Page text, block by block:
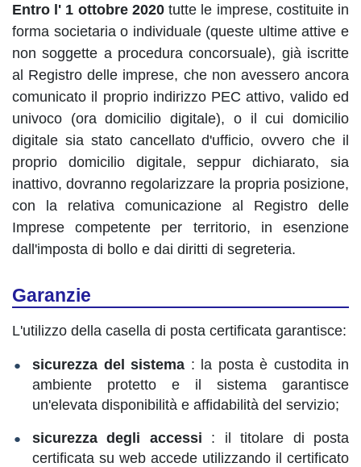
Entro l' 1 ottobre 2020tutte le imprese, costituite in
forma societaria o individuale (queste ultime attive e
non soggette a procedura concorsuale), già iscritte
al Registro delle imprese, che non avessero ancora
comunicato il proprio indirizzo PEC attivo, valido ed
univoco (ora domicilio digitale), o il cui domicilio
digitale sia stato cancellato d'ufficio, ovvero che il
proprio domicilio digitale, seppur dichiarato, sia
inattivo, dovranno regolarizzare la propria posizione,
con la relativa comunicazione al Registro delle
Imprese competente per territorio, in esenzione
dall'imposta di bollo e dai diritti di segreteria.
Garanzie
L'utilizzo della casella di posta certificata garantisce:
sicurezza del sistema : la posta è custodita in
ambiente protetto e il sistema garantisce
un'elevata disponibilità e affidabilità del servizio;
sicurezza degli accessi : il titolare di posta
certificata su web accede utilizzando il certificato